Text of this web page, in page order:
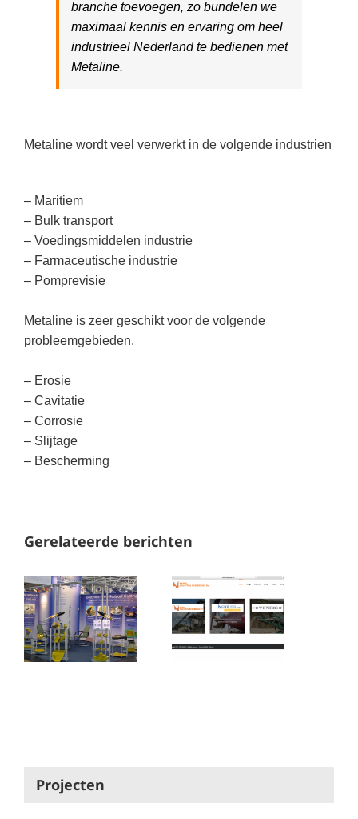
branche toevoegen, zo bundelen we
maximaal kennis en ervaring om heel
industrieel Nederland te bedienen met
Metaline.
Metaline wordt veel verwerkt in de volgende industrien
– Maritiem
– Bulk transport
– Voedingsmiddelen industrie
– Farmaceutische industrie
– Pomprevisie
Metaline is zeer geschikt voor de volgende
probleemgebieden.
– Erosie
– Cavitatie
– Corrosie
– Slijtage
– Bescherming
Gerelateerde berichten
Metaline
op Marine
Maintenance
2018
Nieuwe
website
Maagd
Industrial
Projecten